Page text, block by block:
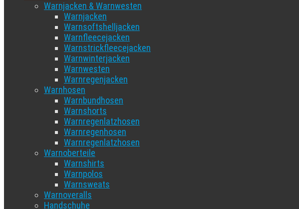
Warnjacken & Warnwesten
Warnjacken
Warnsoftshelljacken
Warnfleecejacken
Warnstrickfleecejacken
Warnwinterjacken
Warnwesten
Warnregenjacken
Warnhosen
Warnbundhosen
Warnshorts
Warnregenlatzhosen
Warnregenhosen
Warnregenlatzhosen
Warnoberteile
Warnshirts
Warnpolos
Warnsweats
Warnoveralls
Handschuhe